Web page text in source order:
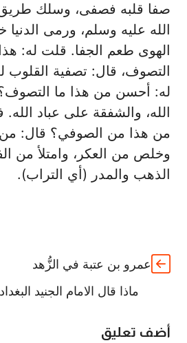
صفا قلبه فصفى، وسلك
الله عليه وسلم، ورمى الدنيا
الهوى طعم الجفا. قلت له:
التصوف، قال: تصفية القلوب
له: أحسن من هذا ما
الله، والشفقة على عباد
من هذا من الصوفي؟ قال: من
وخلص من العكر، وامتلأ من
الذهب والمدر (أي التراب).
عمرو بن عتبة في الزُّهد
ماذا قال الامام الجنيد
أضف تعليق